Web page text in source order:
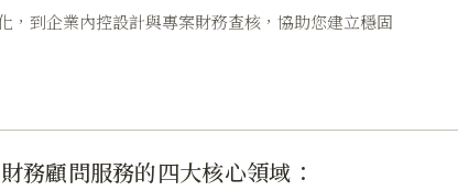
，到企業內控設計與專案財務查核，協助您建立穩固
務顧問服務的四大核心領域：